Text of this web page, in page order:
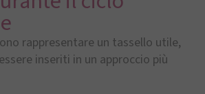
rappresentare un tassello utile,
inseriti in un approccio più